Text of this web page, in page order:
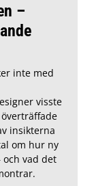
–
inte med
visste
insikterna
om hur ny
vad det